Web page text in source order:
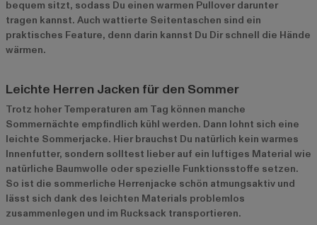
bequem sitzt, sodass Du einen warmen Pullover darunter
tragen kannst. Auch wattierte Seitentaschen sind ein
praktisches Feature, denn darin kannst Du Dir schnell die Hände
wärmen.
Leichte Herren Jacken für den Sommer
Trotz hoher Temperaturen am Tag können manche
Sommernächte empfindlich kühl werden. Dann lohnt sich eine
leichte Sommerjacke. Hier brauchst Du natürlich kein warmes
Innenfutter, sondern solltest lieber auf ein luftiges Material wie
natürliche Baumwolle oder spezielle Funktionsstoffe setzen.
So ist die sommerliche Herrenjacke schön atmungsaktiv und
lässt sich dank des leichten Materials problemlos
zusammenlegen und im Rucksack transportieren.